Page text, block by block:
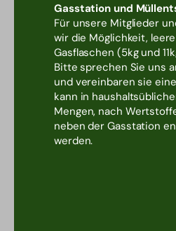
Gasstation und
Für unsere Mitglieder
wir die Möglichkeit, leere
Gasflaschen (5kg und
Bitte sprechen Sie uns
und vereinbaren sie
kann in
Mengen, nach
neben der Gasstation
werden.